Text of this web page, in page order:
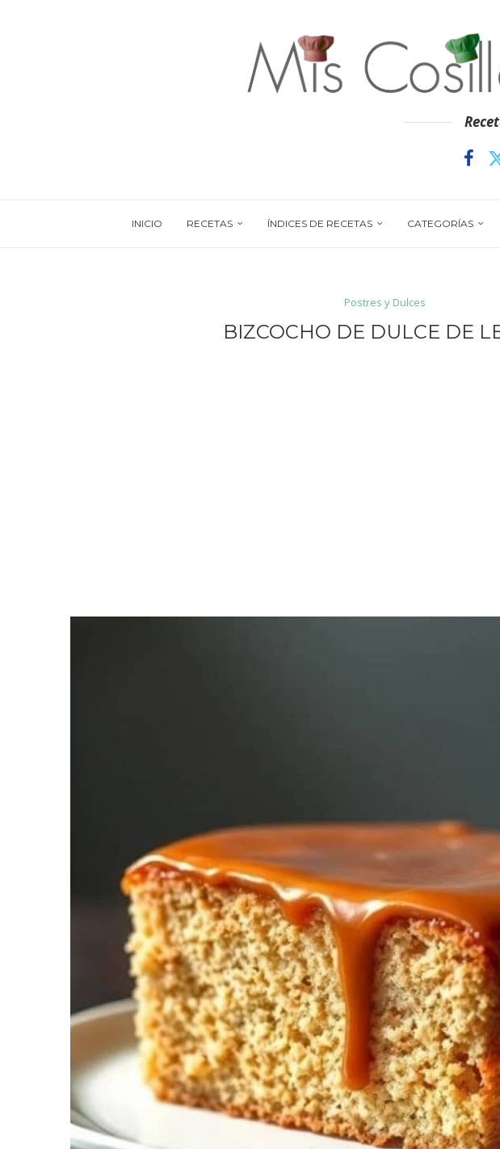
INICIO RECETAS ÍNDICES DE RECETAS CATEGORÍAS
Postres y Dulces
BIZCOCHO DE DULCE DE